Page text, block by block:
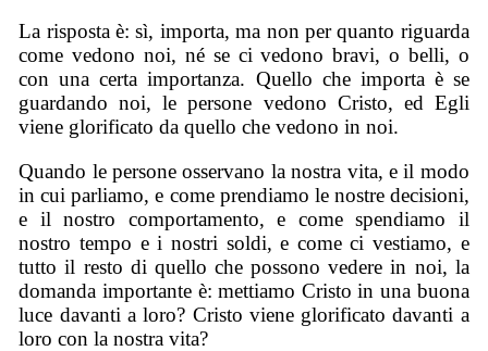
La risposta è: sì, importa, ma non per quanto riguarda
come vedono noi, né se ci vedono bravi, o belli, o
con una certa importanza. Quello che importa è se
guardando noi, le persone vedono Cristo, ed Egli
viene glorificato da quello che vedono in noi.
Quando le persone osservano la nostra vita, e il modo
in cui parliamo, e come prendiamo le nostre decisioni,
e il nostro comportamento, e come spendiamo il
nostro tempo e i nostri soldi, e come ci vestiamo, e
tutto il resto di quello che possono vedere in noi, la
domanda importante è: mettiamo Cristo in una buona
luce davanti a loro? Cristo viene glorificato davanti a
loro con la nostra vita?